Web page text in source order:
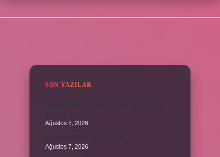
SON YAZILAR
Ağustos 8, 2026
Ağustos 7, 2026